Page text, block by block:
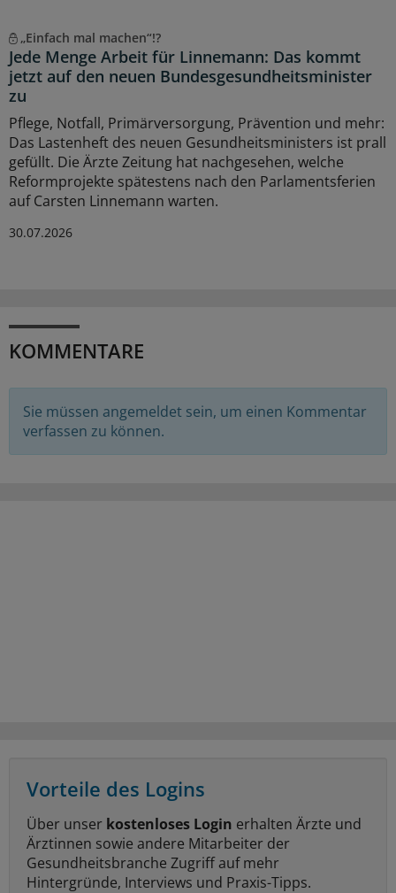
„Einfach mal machen“!?
Jede Menge Arbeit für Linnemann: Das kommt
jetzt auf den neuen Bundesgesundheitsminister
zu
Pflege, Notfall, Primärversorgung, Prävention und mehr:
Das Lastenheft des neuen Gesundheitsministers ist prall
gefüllt. Die Ärzte Zeitung hat nachgesehen, welche
Reformprojekte spätestens nach den Parlamentsferien
auf Carsten Linnemann warten.
30.07.2026
KOMMENTARE
Sie müssen angemeldet sein, um einen Kommentar
verfassen zu können.
Vorteile des Logins
Über unser kostenloses Login erhalten Ärzte und
Ärztinnen sowie andere Mitarbeiter der
Gesundheitsbranche Zugriff auf mehr
Hintergründe, Interviews und Praxis-Tipps.